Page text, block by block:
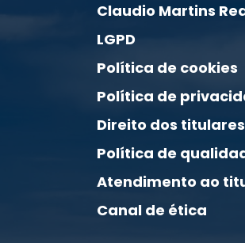
Claudio Martins
LGPD
Política de cookies
Política de
Direito dos titulares
Política de
Atendimento ao
Canal de ética